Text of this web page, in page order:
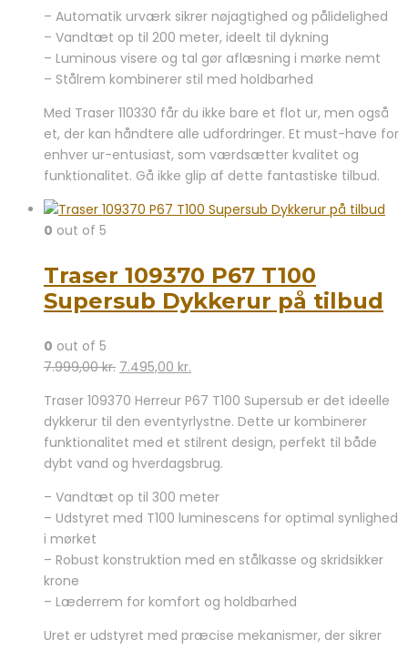
– Automatik urværk sikrer nøjagtighed og pålidelighed
– Vandtæt op til 200 meter, ideelt til dykning
– Luminous visere og tal gør aflæsning i mørke nemt
– Stålrem kombinerer stil med holdbarhed
Med Traser 110330 får du ikke bare et flot ur, men også
et, der kan håndtere alle udfordringer. Et must-have for
enhver ur-entusiast, som værdsætter kvalitet og
funktionalitet. Gå ikke glip af dette fantastiske tilbud.
0 out of 5
Traser 109370 P67 T100
Supersub Dykkerur på tilbud
0 out of 5
7.999,00kr. Den
pris
var:
7.999,00 kr..
7.495,00 kr.
pris
er:
7.495,00 kr..
Traser 109370 Herreur P67 T100 Supersub er det ideelle
dykkerur til den eventyrlystne. Dette ur kombinerer
funktionalitet med et stilrent design, perfekt til både
dybt vand og hverdagsbrug.
– Vandtæt op til 300 meter
– Udstyret med T100 luminescens for optimal synlighed
i mørket
– Robust konstruktion med en stålkasse og skridsikker
krone
– Læderrem for komfort og holdbarhed
Uret er udstyret med præcise mekanismer, der sikrer